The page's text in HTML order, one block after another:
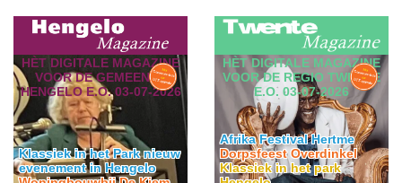
HÈT DIGITALE MAGAZINE
VOOR DE GEMEENTE
HENGELO E.O. 03-07-2026
Klassiek in het Park nieuw
evenement in Hengelo
HÈT DIGITALE MAGAZINE
VOOR DE REGIO TWENTE
E.O. 03-07-2026
Afrika Festival Hertme
Dorpsfeest Overdinkel
Klassiek in het park